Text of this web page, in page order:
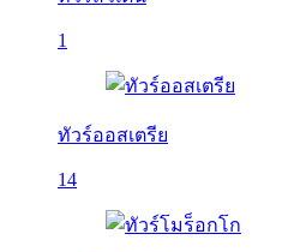
1
ทัวร์ออสเตรีย
14